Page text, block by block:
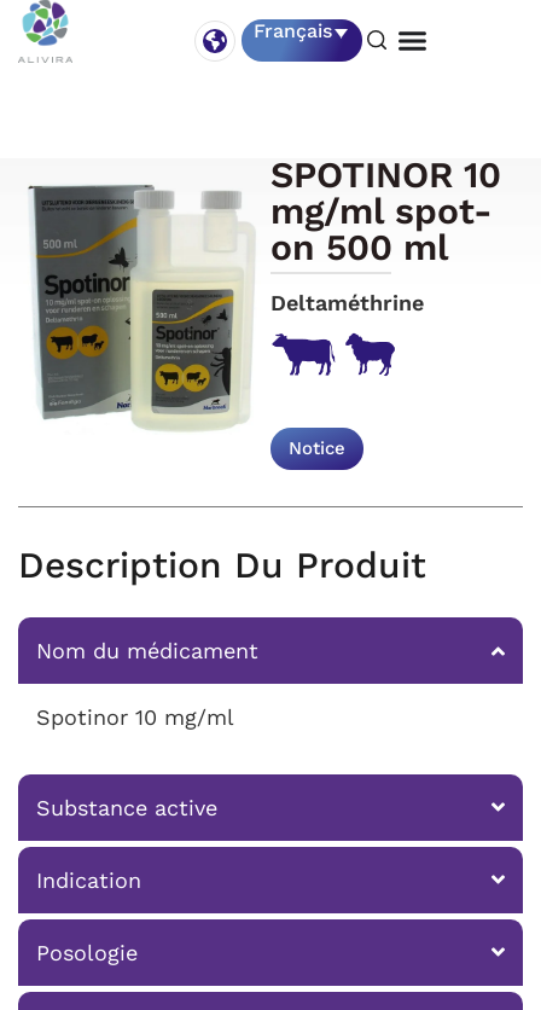
Français
SPOTINOR 10
mg/ml spot-
on 500 ml
Deltaméthrine
Notice
Description Du Produit
Nom du médicament
Spotinor 10 mg/ml
Substance active
Indication
Posologie